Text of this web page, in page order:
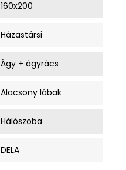
160x200
Házastársi
Ágy + ágyrács
Alacsony lábak
Hálószoba
DELA